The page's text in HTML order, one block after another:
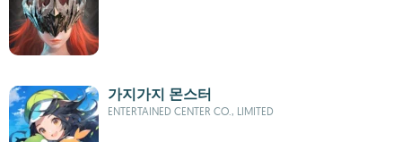
가지가지 몬스터
ENTERTAINED CENTER CO., LIMITED